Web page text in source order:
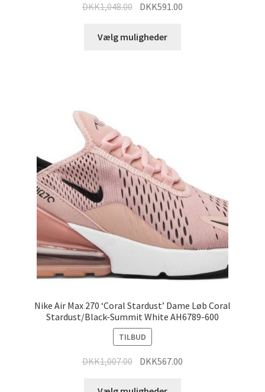
DKK1,048.00 DKK591.00
Vælg muligheder
Nike Air Max 270 ‘Coral Stardust’ Dame Løb Coral
Stardust/Black-Summit White AH6789-600
TILBUD
DKK1,007.00 DKK567.00